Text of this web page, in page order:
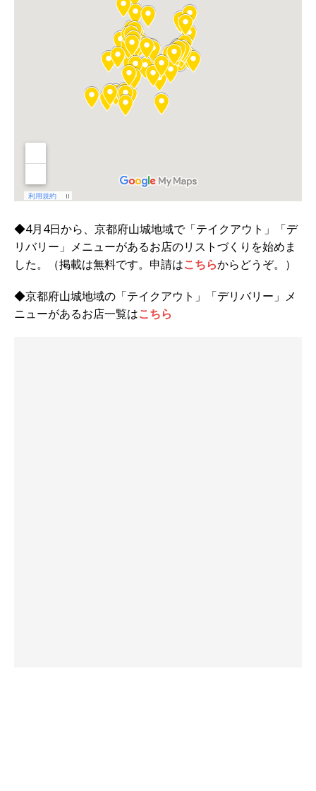
◆4月4日から、京都府山城地域で「テイクアウト」「デ
リバリー」メニューがあるお店のリストづくりを始めま
した。（掲載は無料です。申請はこちらからどうぞ。）
◆京都府山城地域の「テイクアウト」「デリバリー」メ
ニューがあるお店一覧はこちら